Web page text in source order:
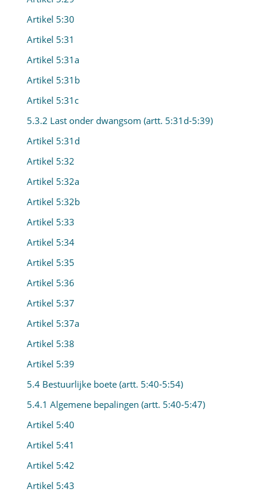
Artikel 5:30
Artikel 5:31
Artikel 5:31a
Artikel 5:31b
Artikel 5:31c
5.3.2 Last onder dwangsom (artt. 5:31d-5:39)
Artikel 5:31d
Artikel 5:32
Artikel 5:32a
Artikel 5:32b
Artikel 5:33
Artikel 5:34
Artikel 5:35
Artikel 5:36
Artikel 5:37
Artikel 5:37a
Artikel 5:38
Artikel 5:39
5.4 Bestuurlijke boete (artt. 5:40-5:54)
5.4.1 Algemene bepalingen (artt. 5:40-5:47)
Artikel 5:40
Artikel 5:41
Artikel 5:42
Artikel 5:43